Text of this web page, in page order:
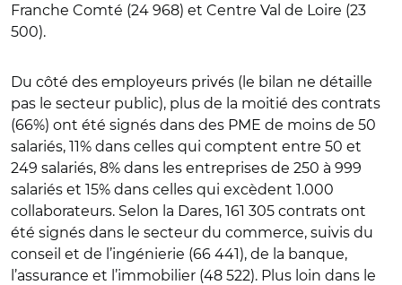
Franche Comté (24 968) et Centre Val de Loire (23
500).
Du côté des employeurs privés (le bilan ne détaille
pas le secteur public), plus de la moitié des contrats
(66%) ont été signés dans des PME de moins de 50
salariés, 11% dans celles qui comptent entre 50 et
249 salariés, 8% dans les entreprises de 250 à 999
salariés et 15% dans celles qui excèdent 1.000
collaborateurs. Selon la Dares, 161 305 contrats ont
été signés dans le secteur du commerce, suivis du
conseil et de l’ingénierie (66 441), de la banque,
l’assurance et l’immobilier (48 522). Plus loin dans le